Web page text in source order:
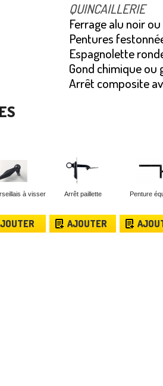
QUINCAILLERIE
Ferrage alu noir
Pentures
Espagnolette
Gond chimique ou
Arrêt composite
à visser Arrêt paillette
AJOUTER
Penture